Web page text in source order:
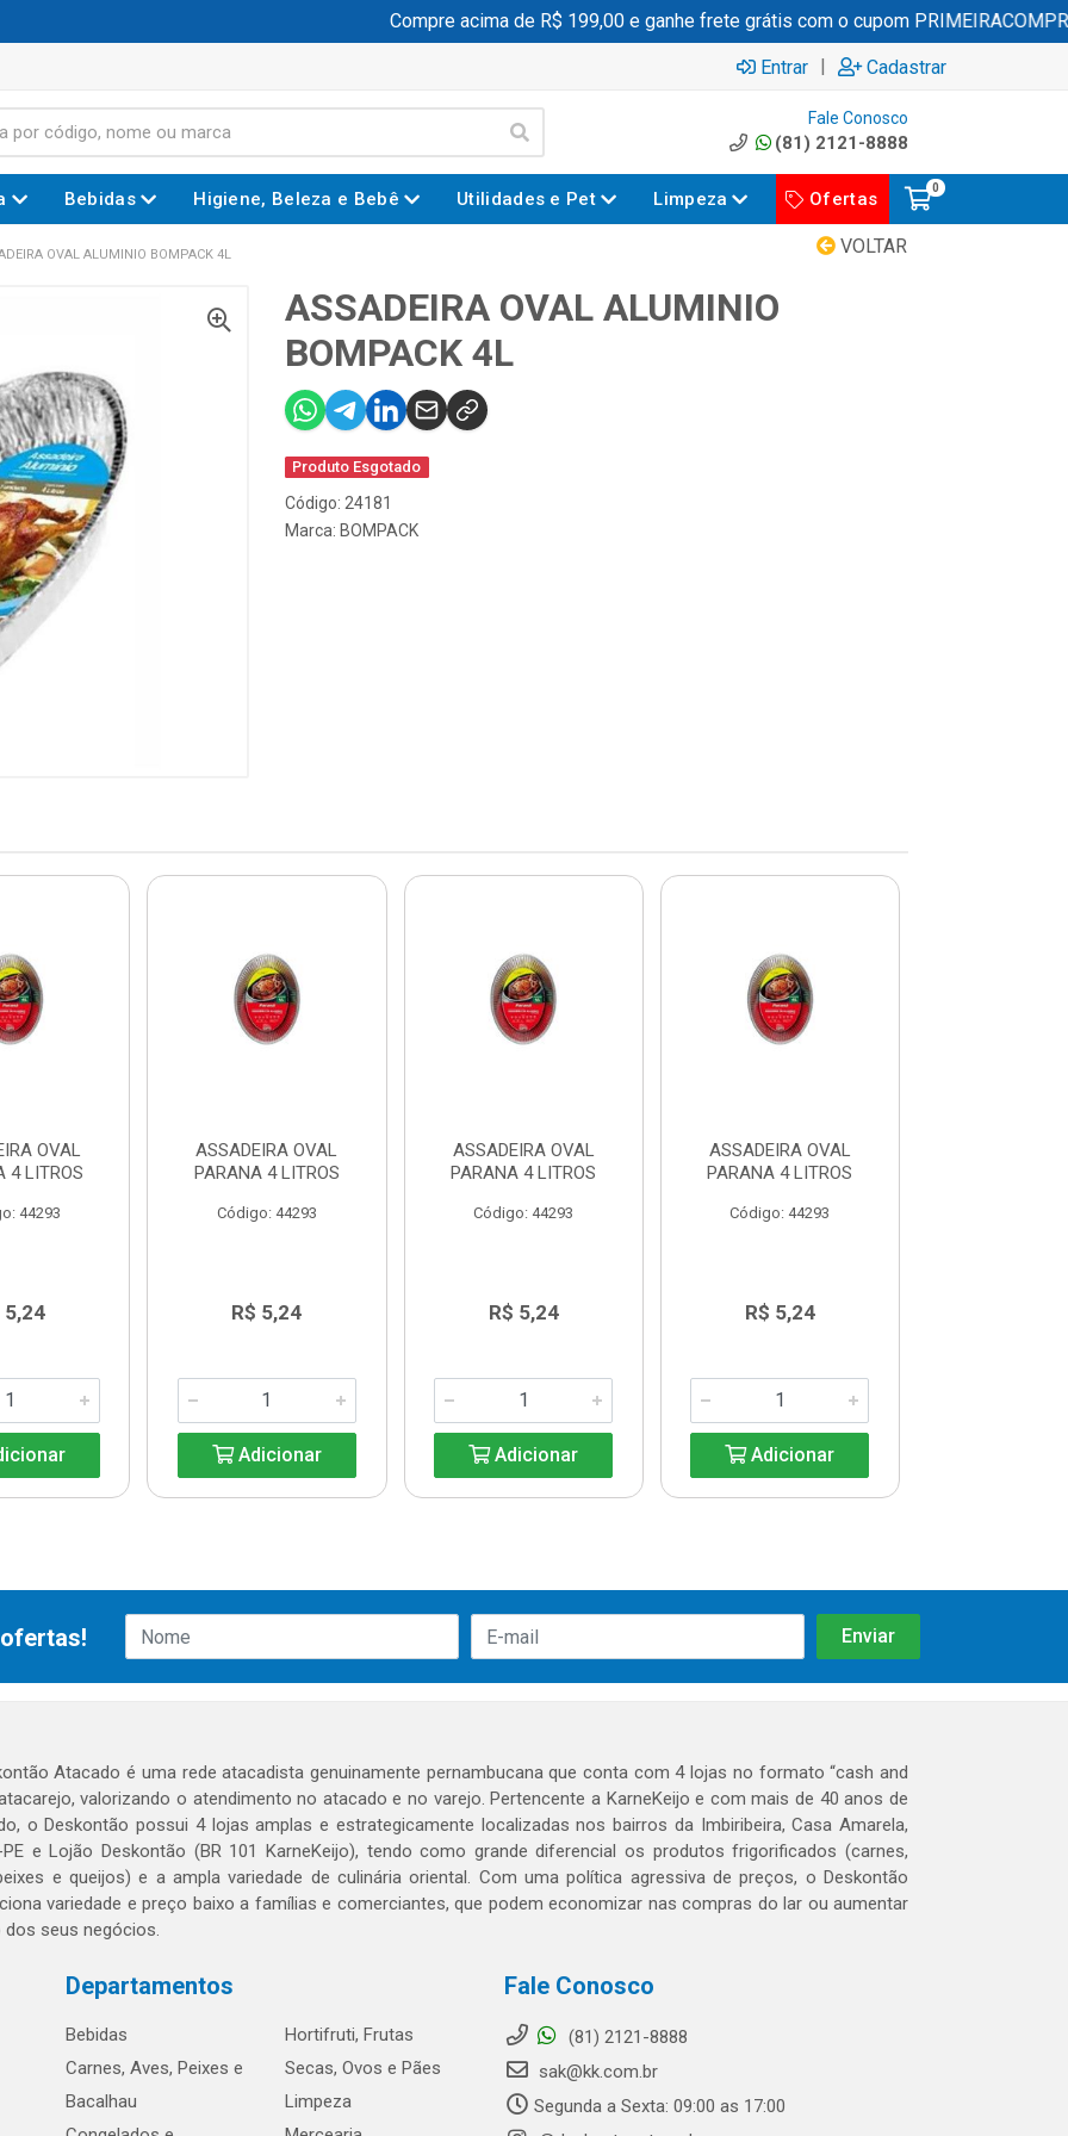
Compre acima de R$ 199,00 e ganhe frete grátis com o cupom PRIMEIRACOMPRA
Entrar | Cadastrar
Fale Conosco
(81) 2121-8888
Bebidas Higiene, Beleza e Bebê Utilidades e Pet Limpeza Ofertas
0
VOLTAR
OVAL ALUMINIO BOMPACK 4L
ASSADEIRA OVAL ALUMINIO
BOMPACK 4L
Produto Esgotado
Código: 24181
Marca: BOMPACK
OVAL
4 LITROS
44293
5,24
ASSADEIRA OVAL
PARANA 4 LITROS
Código: 44293
R$ 5,24
Adicionar
ASSADEIRA OVAL
PARANA 4 LITROS
Código: 44293
R$ 5,24
Adicionar
ASSADEIRA OVAL
PARANA 4 LITROS
Código: 44293
R$ 5,24
Adicionar
Atacado é uma rede atacadista genuinamente pernambucana que conta com 4 lojas no formato “cash and
valorizando o atendimento no atacado e no varejo. Pertencente a KarneKeijo e com mais de 40 anos de
o Deskontão possui 4 lojas amplas e estrategicamente localizadas nos bairros da Imbiribeira, Casa Amarela,
PE e Lojão Deskontão (BR 101 KarneKeijo), tendo como grande diferencial os produtos frigorificados (carnes,
e queijos) e a ampla variedade de culinária oriental. Com uma política agressiva de preços, o Deskontão
variedade e preço baixo a famílias e comerciantes, que podem economizar nas compras do lar ou aumentar
dos seus negócios.
Departamentos
Bebidas
Carnes, Aves, Peixes e
Bacalhau
Hortifruti, Frutas
Secas, Ovos e Pães
Limpeza
Fale Conosco
(81) 2121-8888
sak@kk.com.br
Segunda a Sexta: 09:00 as 17:00